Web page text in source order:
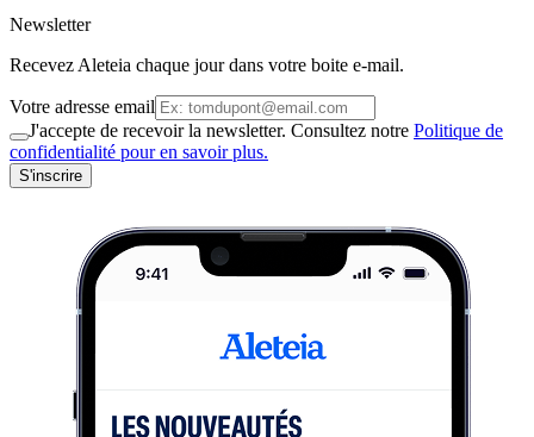
Newsletter
Recevez Aleteia chaque jour dans votre boite e-mail.
Votre adresse email
J'accepte de recevoir la newsletter. Consultez notre Politique de
confidentialité pour en savoir plus.
S'inscrire